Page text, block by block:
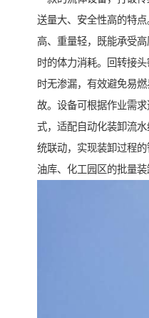
送量大、安全性高的特
高、重量轻，既能承受
时的体力消耗。回转接
时无渗漏，有效避免易
故。设备可根据作业需
式，适配自动化装卸流
统联动，实现装卸过程
油库、化工园区的批量装